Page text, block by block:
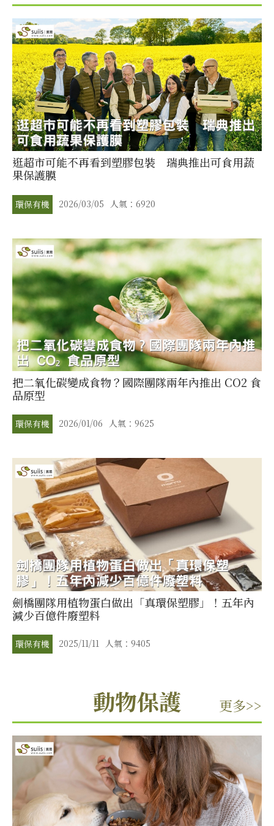
逛超市可能不再看到塑膠包裝 瑞典推出可食用蔬
果保護膜
環保有機 2026/03/05 人氣：6920
把二氧化碳變成食物？國際團隊兩年內推出 CO2 食
品原型
環保有機 2026/01/06 人氣：9625
劍橋團隊用植物蛋白做出「真環保塑膠」！五年內
減少百億件廢塑料
環保有機 2025/11/11 人氣：9405
動物保護 更多>>